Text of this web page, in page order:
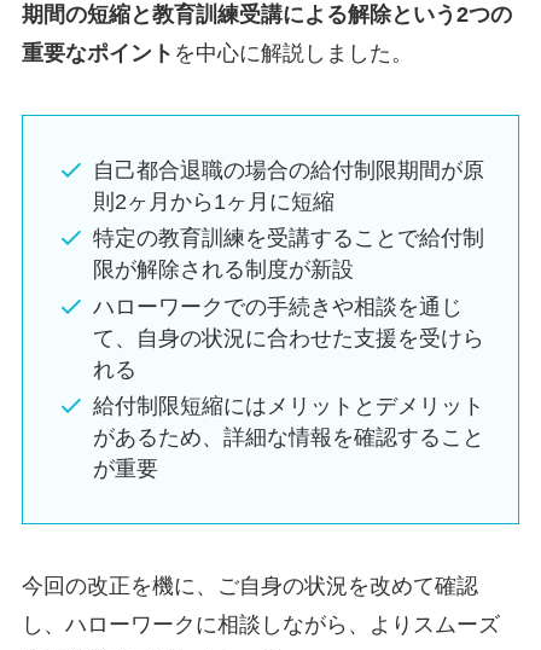
期間の短縮と教育訓練受講による解除という2つの
重要なポイント を中心に解説しました。
自己都合退職の場合の給付制限期間が原
則2ヶ月から1ヶ月に短縮
特定の教育訓練を受講することで給付制
限が解除される制度が新設
ハローワークでの手続きや相談を通じ
て、自身の状況に合わせた支援を受けら
れる
給付制限短縮にはメリットとデメリット
があるため、詳細な情報を確認すること
が重要
今回の改正を機に、ご自身の状況を改めて確認
し、ハローワークに相談しながら、よりスムーズ